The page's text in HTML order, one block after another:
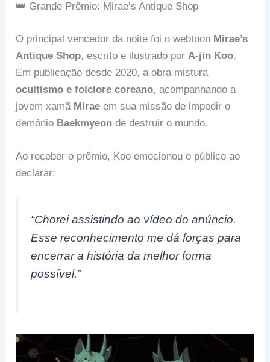
👑 Grande Prêmio: Mirae’s Antique Shop
O principal vencedor da noite foi o webtoon Mirae’s
Antique Shop, escrito e ilustrado por A-jin Koo.
Em publicação desde 2020, a obra mistura
ocultismo e folclore coreano, acompanhando a
jovem xamã Mirae em sua missão de impedir o
demônio Baekmyeon de destruir o mundo.
Ao receber o prêmio, Koo emocionou o público ao
declarar:
“Chorei assistindo ao vídeo do anúncio.
Esse reconhecimento me dá forças para
encerrar a história da melhor forma
possível.”